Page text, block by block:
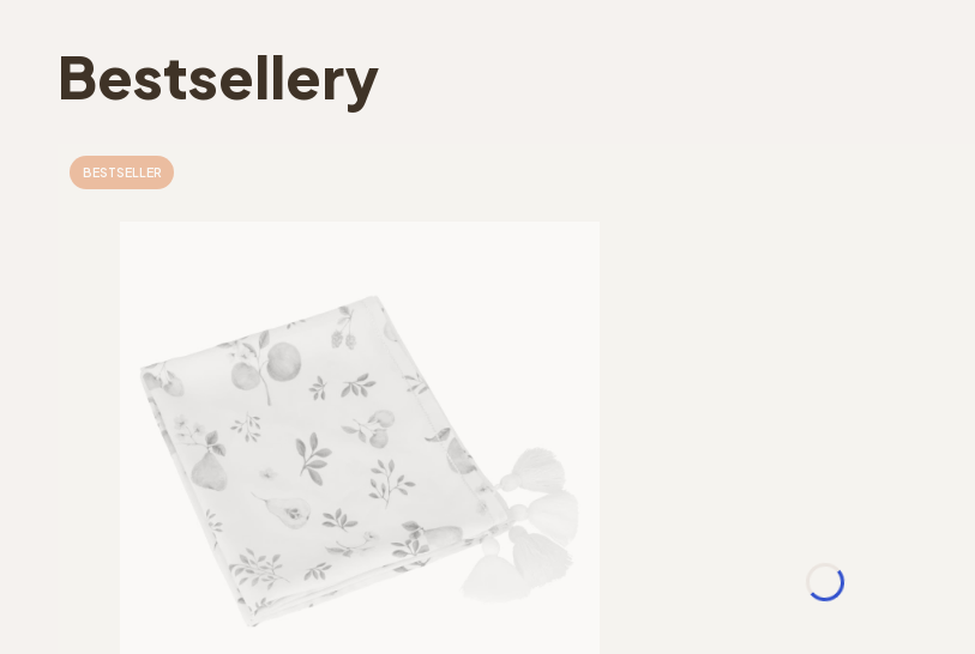
Bestsellery
BESTSELLER